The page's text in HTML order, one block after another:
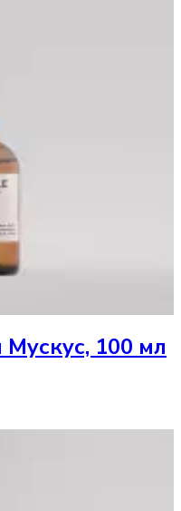
100 мл